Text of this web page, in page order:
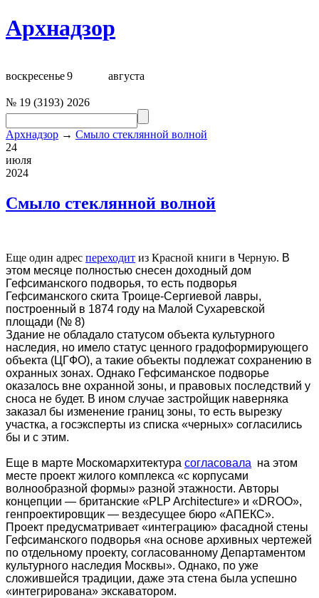
Архнадзор
воскресенье9 августа
№ 19 (3193) 2026
Архнадзор → Смыло стеклянной волной
24
июля
2024
Смыло стеклянной волной
Еще один адрес переходит из Красной книги в Черную. В
этом месяце полностью снесен доходный дом
Гефсиманского подворья, то есть подворья
Гефсиманского скита Троице-Сергиевой лавры,
построенный в 1874 году на Малой Сухаревской
площади (№ 8)
Здание не обладало статусом объекта культурного
наследия, но имело статус ценного градоформирующего
объекта (ЦГФО), а такие объекты подлежат сохранению в
охранных зонах. Однако Гефсиманское подворье
оказалось вне охранной зоны, и правовых последствий у
сноса не будет. В ином случае застройщик наверняка
заказал бы изменение границ зоны, то есть вырезку
участка, а госэксперты из списка «черных» согласились
бы и с этим.
Еще в марте Москомархитектура согласовала на этом
месте проект жилого комплекса «с корпусами
волнообразной формы» разной этажности. Авторы
концепции — британские «PLP Architecture» и «DROO»,
генпроектировщик — вездесущее бюро «АПЕКС».
Проект предусматривает «интеграцию» фасадной стены
Гефсиманского подворья «на основе архивных чертежей
по отдельному проекту, согласованному Департаментом
культурного наследия Москвы». Однако, по уже
сложившейся традиции, даже эта стена была успешно
«интегрирована» экскаватором.